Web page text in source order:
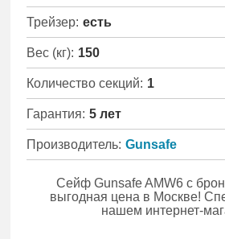
Трейзер: есть
Вес (кг): 150
Количество секций: 1
Гарантия: 5 лет
Производитель: Gunsafe
Сейф Gunsafe AMW6 с
выгодная цена в Москве!
нашем интернет-